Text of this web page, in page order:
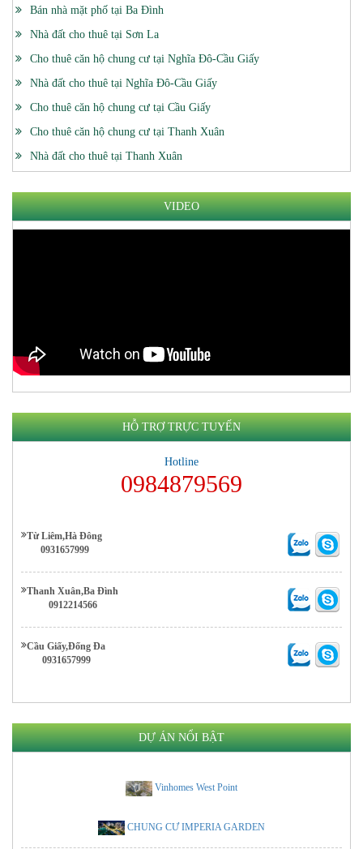
Bán nhà mặt phố tại Ba Đình
Nhà đất cho thuê tại Sơn La
Cho thuê căn hộ chung cư tại Nghĩa Đô-Cầu Giấy
Nhà đất cho thuê tại Nghĩa Đô-Cầu Giấy
Cho thuê căn hộ chung cư tại Cầu Giấy
Cho thuê căn hộ chung cư tại Thanh Xuân
Nhà đất cho thuê tại Thanh Xuân
VIDEO
HỖ TRỢ TRỰC TUYẾN
Hotline
0984879569
Từ Liêm,Hà Đông
0931657999
Thanh Xuân,Ba Đình
0912214566
Cầu Giấy,Đống Đa
0931657999
DỰ ÁN NỔI BẬT
Vinhomes West Point
CHUNG CƯ IMPERIA GARDEN